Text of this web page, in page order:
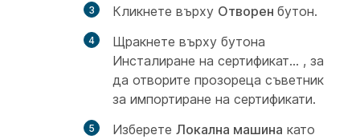
Кликнете върху Отворен бутон.
Щракнете върху бутона
Инсталиране на сертификат... , за
да отворите прозореца съветник
за импортиране на сертификати.
Изберете Локална машина като